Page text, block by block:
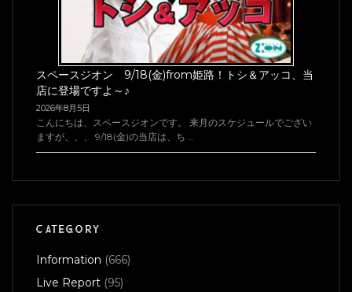
スペースジオン 9/18(金)from姫路！トシ＆アッコ、当
店に登場ですよ～♪
2026年8月5日
こんにちは、スペースジオンです。 来月のスケジュールでござい
ますが、、、 9/18(金)の当店は、ち …
CATEGORY
Information (666)
Live Report (95)